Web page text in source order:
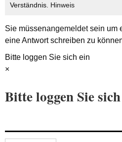
Verständnis. Hinweis
Sie müssenangemeldetsein um
eine Antwort schreiben zu
Bitte loggen Sie sich ein
×
Bitte loggen Sie